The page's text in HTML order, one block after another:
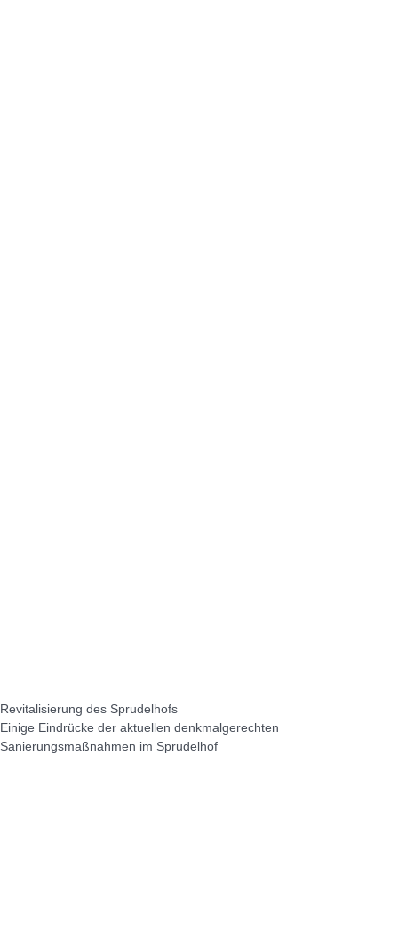
Revitalisierung des Sprudelhofs
Einige Eindrücke der aktuellen denkmalgerechten
Sanierungsmaßnahmen im Sprudelhof